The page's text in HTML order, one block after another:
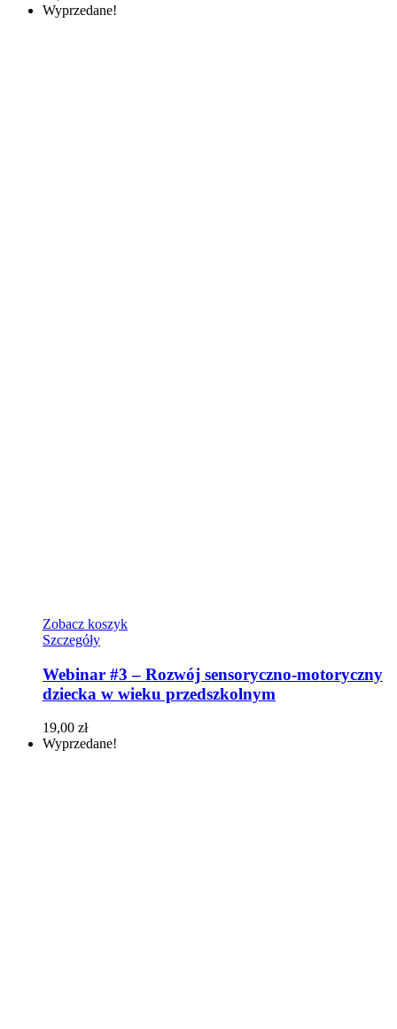
Wyprzedane!
Zobacz koszyk
Szczegóły
Webinar #3 – Rozwój sensoryczno-motoryczny
dziecka w wieku przedszkolnym
19,00 zł
Wyprzedane!